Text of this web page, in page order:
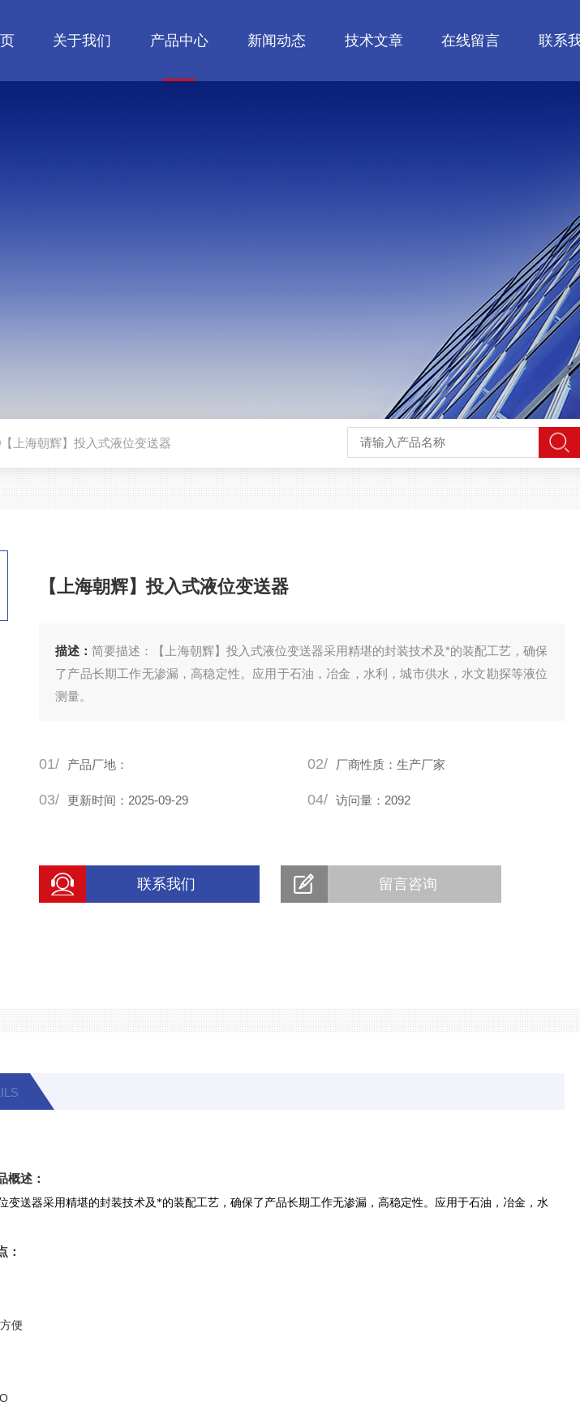
关于我们 产品中心 新闻动态 技术文章 在线留言 联系
上海朝辉】投入式液位变送器
【上海朝辉】投入式液位变送器
描述：简要描述：【上海朝辉】投入式液位变送器采用精堪的封装技术及*的装配工艺，确保
了产品长期工作无渗漏，高稳定性。应用于石油，冶金，水利，城市供水，水文勘探等液位
测量。
01/ 产品厂地： 02/ 厂商性质：生产厂家
03/ 更新时间：2025-09-29 04/ 访问量：2092
联系我们 留言咨询
概述：
送器采用精堪的封装技术及*的装配工艺，确保了产品长期工作无渗漏，高稳定性。应用于石油，冶金，水
：
便